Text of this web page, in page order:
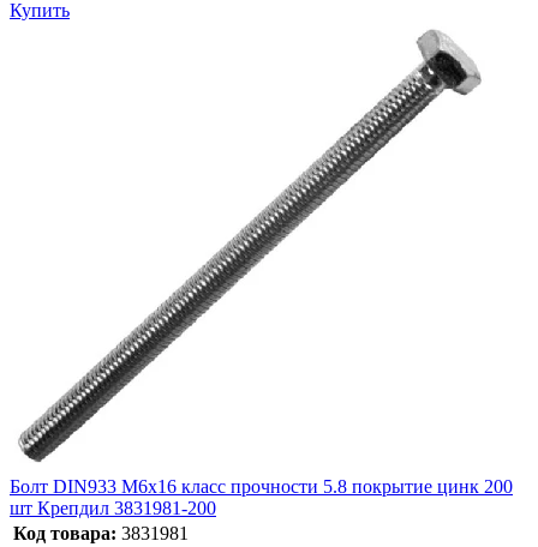
Купить
Болт DIN933 М6х16 класс прочности 5.8 покрытие цинк 200
шт Крепдил 3831981-200
Код товара: 3831981